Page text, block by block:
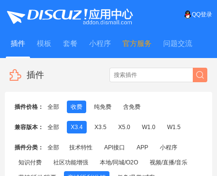
QQ登录
插件 模板 套餐 小程序 官方服务 问题交流
WitFrame
插件
插件价格： 全部 收费 纯免费 含免费
兼容版本： 全部 X3.4 X3.5 X5.0 W1.0 W1.5
插件分类： 全部 技术特性 API接口 APP 小程序
知识付费 社区功能增强 本地/同城/O2O 视频/直播/音乐